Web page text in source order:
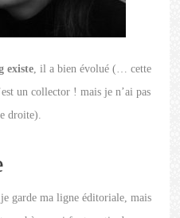
existe, il a bien évolué (… cette
un collector ! mais je n’ai pas
droite).
garde ma ligne éditoriale, mais